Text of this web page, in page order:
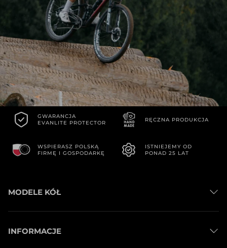
GWARANCJA
EVANLITE PROTECTOR
RĘCZNA PRODUKCJA
WSPIERASZ POLSKĄ
FIRMĘ I GOSPODARKĘ
ISTNIEJEMY OD
PONAD 25 LAT
MODELE KÓŁ
Koła Szosowe
Koła Gravel
INFORMACJE